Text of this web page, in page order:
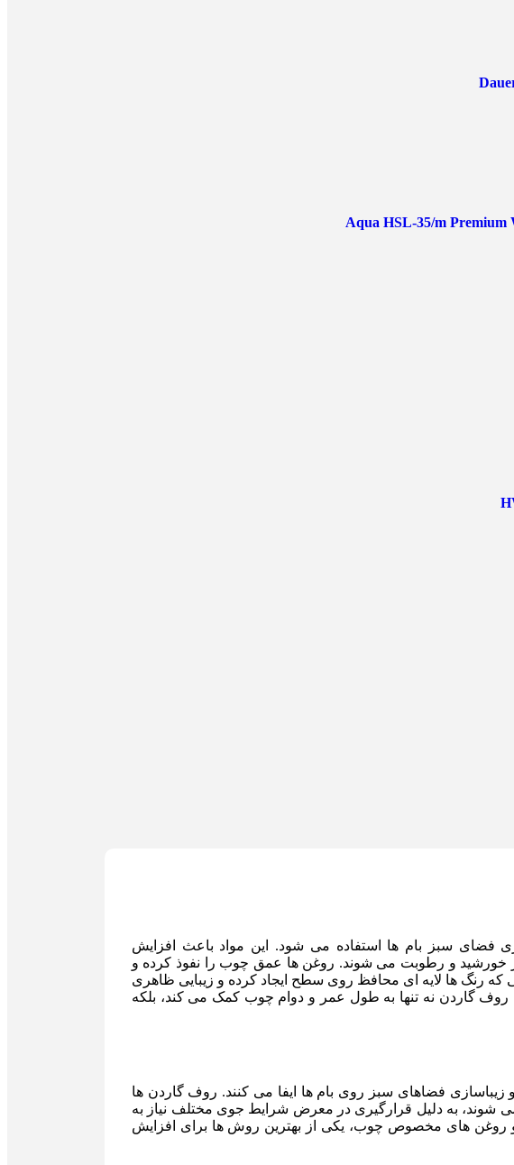
سبز بام‌ ها استفاده می‌ شود. این مواد باعث افزایش
خورشید و رطوبت می‌ شوند. روغن‌ ها عمق چوب را نفوذ کرده و
که رنگ ‌ها لایه ‌ای محافظ روی سطح ایجاد کرده و زیبایی ظاهری
گاردن نه تنها به طول عمر و دوام چوب کمک می کند، بلکه
فضاهای سبز روی بام ‌ها ایفا می ‌کنند. روف گاردن‌ ها
به دلیل قرارگیری در معرض شرایط جوی مختلف نیاز به
و روغن‌ های مخصوص چوب، یکی از بهترین روش ‌ها برای افزایش